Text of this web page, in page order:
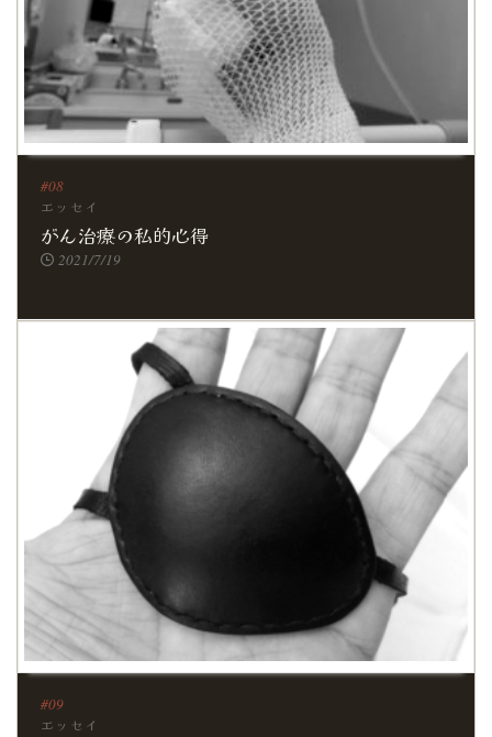
エッセイ
がん治療の私的心得
2021/7/19
エッセイ